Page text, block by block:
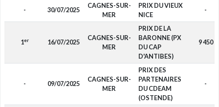
- 30/07/2025
CAGNES-SUR-
MER
PRIX DU VIEUX
NICE
-
1er 16/07/2025
CAGNES-SUR-
MER
PRIX DE LA
BARONNE (PX
DU CAP
D'ANTIBES)
9 450
- 09/07/2025
CAGNES-SUR-
MER
PRIX DES
PARTENAIRES
DU CDEAM
(OSTENDE)
-